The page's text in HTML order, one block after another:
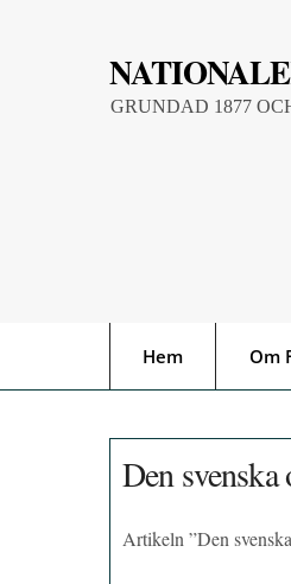
GRUNDAD 1877
Hem Om
Den
Artikeln ”Den